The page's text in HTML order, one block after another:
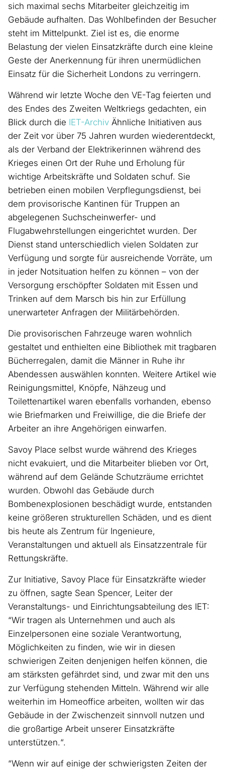
sich maximal sechs Mitarbeiter gleichzeitig im
Gebäude aufhalten. Das Wohlbefinden der Besucher
steht im Mittelpunkt. Ziel ist es, die enorme
Belastung der vielen Einsatzkräfte durch eine kleine
Geste der Anerkennung für ihren unermüdlichen
Einsatz für die Sicherheit Londons zu verringern.
Während wir letzte Woche den VE-Tag feierten und
des Endes des Zweiten Weltkriegs gedachten, ein
Blick durch die IET-Archiv Ähnliche Initiativen aus
der Zeit vor über 75 Jahren wurden wiederentdeckt,
als der Verband der Elektrikerinnen während des
Krieges einen Ort der Ruhe und Erholung für
wichtige Arbeitskräfte und Soldaten schuf. Sie
betrieben einen mobilen Verpflegungsdienst, bei
dem provisorische Kantinen für Truppen an
abgelegenen Suchscheinwerfer- und
Flugabwehrstellungen eingerichtet wurden. Der
Dienst stand unterschiedlich vielen Soldaten zur
Verfügung und sorgte für ausreichende Vorräte, um
in jeder Notsituation helfen zu können – von der
Versorgung erschöpfter Soldaten mit Essen und
Trinken auf dem Marsch bis hin zur Erfüllung
unerwarteter Anfragen der Militärbehörden.
Die provisorischen Fahrzeuge waren wohnlich
gestaltet und enthielten eine Bibliothek mit tragbaren
Bücherregalen, damit die Männer in Ruhe ihr
Abendessen auswählen konnten. Weitere Artikel wie
Reinigungsmittel, Knöpfe, Nähzeug und
Toilettenartikel waren ebenfalls vorhanden, ebenso
wie Briefmarken und Freiwillige, die die Briefe der
Arbeiter an ihre Angehörigen einwarfen.
Savoy Place selbst wurde während des Krieges
nicht evakuiert, und die Mitarbeiter blieben vor Ort,
während auf dem Gelände Schutzräume errichtet
wurden. Obwohl das Gebäude durch
Bombenexplosionen beschädigt wurde, entstanden
keine größeren strukturellen Schäden, und es dient
bis heute als Zentrum für Ingenieure,
Veranstaltungen und aktuell als Einsatzzentrale für
Rettungskräfte.
Zur Initiative, Savoy Place für Einsatzkräfte wieder
zu öffnen, sagte Sean Spencer, Leiter der
Veranstaltungs- und Einrichtungsabteilung des IET:
“Wir tragen als Unternehmen und auch als
Einzelpersonen eine soziale Verantwortung,
Möglichkeiten zu finden, wie wir in diesen
schwierigen Zeiten denjenigen helfen können, die
am stärksten gefährdet sind, und zwar mit den uns
zur Verfügung stehenden Mitteln. Während wir alle
weiterhin im Homeoffice arbeiten, wollten wir das
Gebäude in der Zwischenzeit sinnvoll nutzen und
die großartige Arbeit unserer Einsatzkräfte
unterstützen.“.
“Wenn wir auf einige der schwierigsten Zeiten der